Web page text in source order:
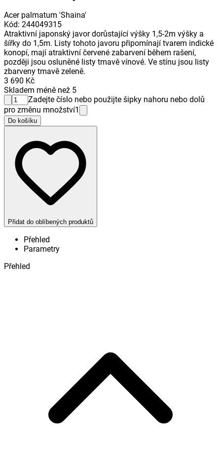
Acer palmatum 'Shaina'
Kód: 244049315
Atraktivní japonský javor dorůstající výšky 1,5-2m výšky a
šířky do 1,5m. Listy tohoto javoru připomínají tvarem indické
konopí, mají atraktivní červené zabarvení během rašení,
později jsou osluněné listy tmavě vínové. Ve stínu jsou listy
zbarveny tmavě zeleně.
3 690 Kč
Skladem méně než 5
Zadejte číslo nebo použijte šipky nahoru nebo dolů
pro změnu množství1
Do košíku
Přidat do oblíbených produktů
Přehled
Parametry
Přehled